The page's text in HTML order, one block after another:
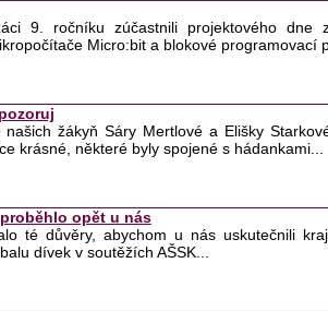
9. ročníku zúčastnili projektového dne
Micro:bit a blokové programovací
našich žákyň Sáry Mertlové a Elišky
krásné, některé byly spojené s hádankami...
opět u nás
té důvěry, abychom u nás uskutečnili
dívek v soutěžích AŠSK...